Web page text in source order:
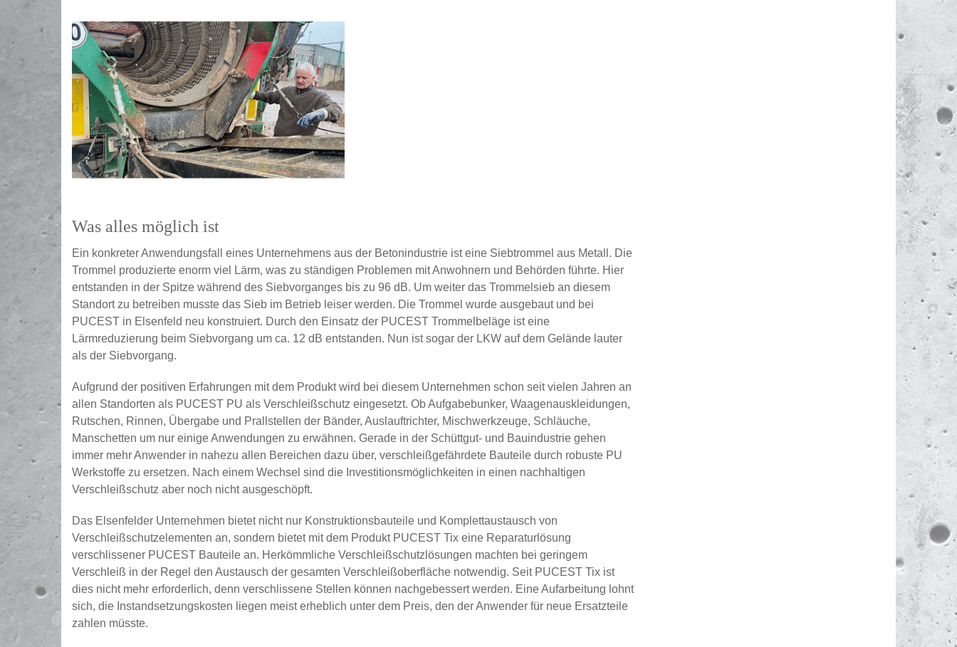
Was alles möglich ist
Ein konkreter Anwendungsfall eines Unternehmens aus der Betonindustrie ist eine Siebtrommel aus Metall. Die
Trommel produzierte enorm viel Lärm, was zu ständigen Problemen mit Anwohnern und Behörden führte. Hier
entstanden in der Spitze während des Siebvorganges bis zu 96 dB. Um weiter das Trommelsieb an diesem
Standort zu betreiben musste das Sieb im Betrieb leiser werden. Die Trommel wurde ausgebaut und bei
PUCEST in Elsenfeld neu konstruiert. Durch den Einsatz der PUCEST Trommelbeläge ist eine
Lärmreduzierung beim Siebvorgang um ca. 12 dB entstanden. Nun ist sogar der LKW auf dem Gelände lauter
als der Siebvorgang.
Aufgrund der positiven Erfahrungen mit dem Produkt wird bei diesem Unternehmen schon seit vielen Jahren an
allen Standorten als PUCEST PU als Verschleißschutz eingesetzt. Ob Aufgabebunker, Waagenauskleidungen,
Rutschen, Rinnen, Übergabe und Prallstellen der Bänder, Auslauftrichter, Mischwerkzeuge, Schläuche,
Manschetten um nur einige Anwendungen zu erwähnen. Gerade in der Schüttgut- und Bauindustrie gehen
immer mehr Anwender in nahezu allen Bereichen dazu über, verschleißgefährdete Bauteile durch robuste PU
Werkstoffe zu ersetzen. Nach einem Wechsel sind die Investitionsmöglichkeiten in einen nachhaltigen
Verschleißschutz aber noch nicht ausgeschöpft.
Das Elsenfelder Unternehmen bietet nicht nur Konstruktionsbauteile und Komplettaustausch von
Verschleißschutzelementen an, sondern bietet mit dem Produkt PUCEST Tix eine Reparaturlösung
verschlissener PUCEST Bauteile an. Herkömmliche Verschleißschutzlösungen machten bei geringem
Verschleiß in der Regel den Austausch der gesamten Verschleißoberfläche notwendig. Seit PUCEST Tix ist
dies nicht mehr erforderlich, denn verschlissene Stellen können nachgebessert werden. Eine Aufarbeitung lohnt
sich, die Instandsetzungskosten liegen meist erheblich unter dem Preis, den der Anwender für neue Ersatzteile
zahlen müsste.